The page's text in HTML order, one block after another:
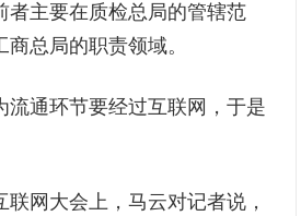
主要在质检总局的管辖范
总局的职责领域。
流通环节要经过互联网，于是
网大会上，马云对记者说，